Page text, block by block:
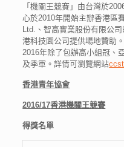
「機關王競賽」由台灣於
心於2010年開始主辦香港區
Ltd.、智高實業股份有限公
港科技園公司提供場地贊助
2016年除了包辦高小組冠、
及季軍。詳情可瀏覽網站
香港青年協會
2016/17香港機關王競賽
得獎名單